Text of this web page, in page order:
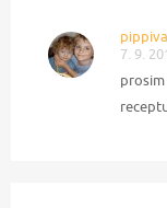
pippiva
7. 9.
prosim